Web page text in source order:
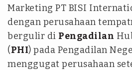
Marketing PT BISI
dengan perusahaan
bergulir di Pengadilan
(PHI) pada Pengadilan
menggugat perusahaan